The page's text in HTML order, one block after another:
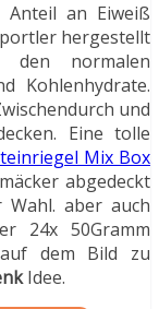
an Eiweiß
hergestellt
den normalen
Kohlenhydrate.
und
Eine tolle
Mix Box
abgedeckt
aber auch
24x 50Gramm
dem Bild zu
Idee.